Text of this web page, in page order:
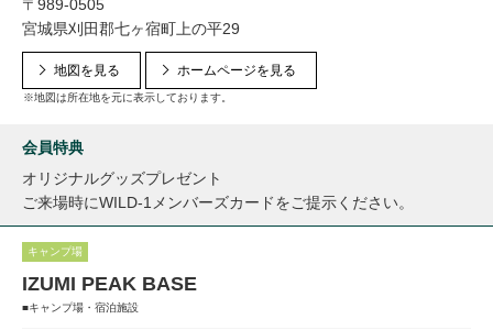
〒989-0505
宮城県刈田郡七ヶ宿町上の平29
地図を見る
※地図は所在地を元に表示しております。
ホームページを見る
会員特典
オリジナルグッズプレゼント
ご来場時にWILD-1メンバーズカードをご提示ください。
キャンプ場
IZUMI PEAK BASE
■キャンプ場・宿泊施設